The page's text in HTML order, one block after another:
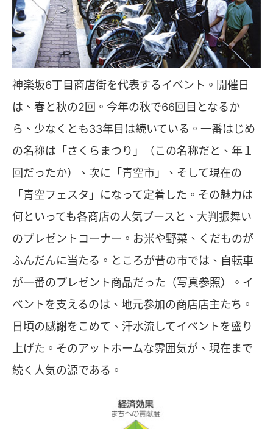
神楽坂6丁目商店街を代表するイベント。開催日
は、春と秋の2回。今年の秋で66回目となるか
ら、少なくとも33年目は続いている。一番はじめ
の名称は「さくらまつり」（この名称だと、年１
回だったか）、次に「青空市」、そして現在の
「青空フェスタ」になって定着した。その魅力は
何といっても各商店の人気ブースと、大判振舞い
のプレゼントコーナー。お米や野菜、くだものが
ふんだんに当たる。ところが昔の市では、自転車
が一番のプレゼント商品だった（写真参照）。イ
ベントを支えるのは、地元参加の商店店主たち。
日頃の感謝をこめて、汗水流してイベントを盛り
上げた。そのアットホームな雰囲気が、現在まで
続く人気の源である。